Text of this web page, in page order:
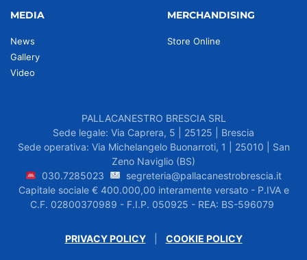
MEDIA
News
Gallery
Video
MERCHANDISING
Store Online
PALLACANESTRO BRESCIA SRL
Sede legale: Via Caprera, 5 | 25125 | Brescia
Sede operativa: Via Michelangelo Buonarroti, 1 | 25010 | San
Zeno Naviglio (BS)
030.7285023
segreteria@pallacanestrobrescia.it
Capitale sociale € 400.000,00 interamente versato - P.IVA e
C.F. 02800370989 - F.I.P. 050925 - REA: BS-596079
PRIVACY POLICY| COOKIE POLICY